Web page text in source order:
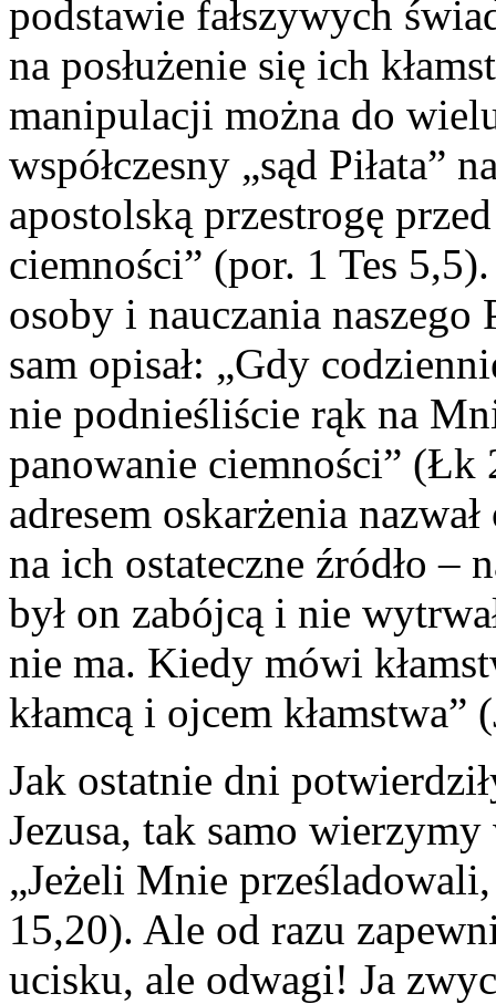
podstawie fałszywych
na posłużenie się ich
manipulacji można do
współczesny „sąd Piłata”
apostolską przestrogę
ciemności” (por. 1 Tes
osoby i nauczania naszego
sam opisał: „Gdy
nie podnieśliście rąk na
panowanie ciemności”
adresem oskarżenia
na ich ostateczne źródło –
był on zabójcą i nie
nie ma. Kiedy mówi
kłamcą i ojcem kłamstwa”
Jak ostatnie dni
Jezusa, tak samo
„Jeżeli Mnie
15,20). Ale od razu
ucisku, ale odwagi! Ja